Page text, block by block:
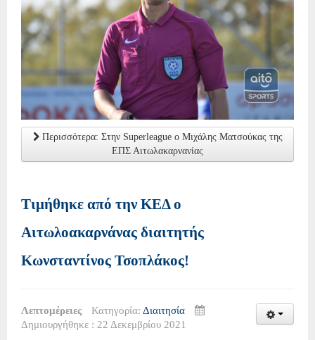
Περισσότερα: Στην Superleague ο Μιχάλης Ματσούκας της
ΕΠΣ Αιτωλακαρνανίας
Τιμήθηκε από την ΚΕΔ ο
Αιτωλοακαρνάνας διαιτητής
Κωνσταντίνος Τσοπλάκος!
Λεπτομέρειες Κατηγορία: Διαιτησία
Δημιουργήθηκε : 22 Δεκεμβρίου 2021